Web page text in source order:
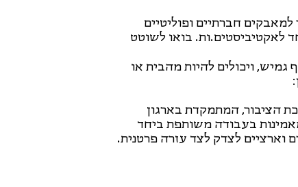
למאבקים חברתיים ופוליטיים
לאקטיביסטים.ות. בואו לשוטט
גמיש, ויכולים להיות מהבית או
הציבור, המתמקדת בארגון
בעבודה משותפת ביחד
וארציים לצדק לצד עזרה פרטנית.